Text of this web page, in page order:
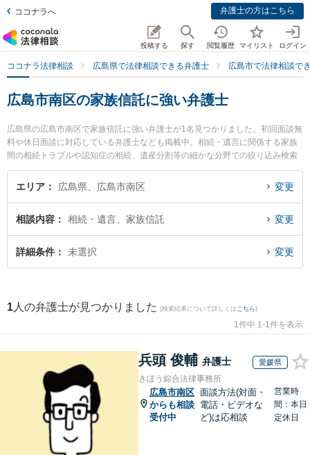
ココナラへ 弁護士の方はこちら
投稿する 探す 閲覧履歴 マイリスト ログイン
ココナラ法律相談 広島県で法律相談できる弁護士 広島市で法律相談で
広島市南区の家族信託に強い弁護士
広島県の広島市南区で家族信託に強い弁護士が1名見つかりました。初回面談無
料や休日面談に対応している弁護士なども掲載中。相続・遺言に関係する家族
間の相続トラブルや認知症の相続、遺産分割等の細かな分野での絞り込み検索
もでき便利です。特に弁護士法人あさかぜ法律事務所 広島駅前事務所の後藤 信
彦弁護士のプロフィール情報や弁護士費用、強みなどが注目されています。
い』『初回相談無料で家族信託を法律相談できる広島市南区内の弁護士に相談
予約したい』などでお困りの相談者さんにおすすめです。
エリア 広島県、広島市南区 変更
相談内容 相続・遺言、家族信託 変更
詳細条件 未選択 変更
1 人の弁護士が見つかりました (検索結果について詳しくは こちら)
1件中 1-1件を表示
兵頭 俊輔 弁護士 愛媛県
きぼう綜合法律事務所
広島市南区
からも相談
受付中
面談方法(対面・
電話・ビデオな
ど)は応相談
営業時
間：本日
定休日